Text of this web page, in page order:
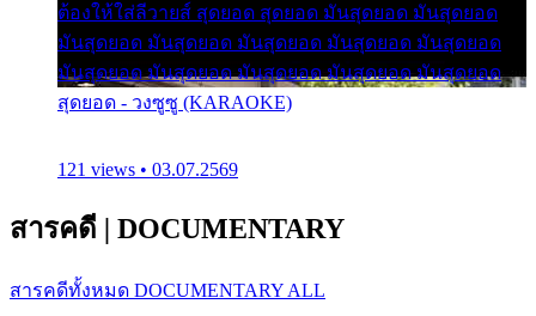
ต้องให้ใส่ลีวายส์ สุดยอด สุดยอด มันสุดยอด มันสุดยอด
มันสุดยอด มันสุดยอด มันสุดยอด มันสุดยอด มันสุดยอด
มันสุดยอด มันสุดยอด มันสุดยอด มันสุดยอด มันสุดยอด
สุดยอด - วงซูซู (KARAOKE)
121 views • 03.07.2569
สารคดี | DOCUMENTARY
สารคดีทั้งหมด DOCUMENTARY ALL